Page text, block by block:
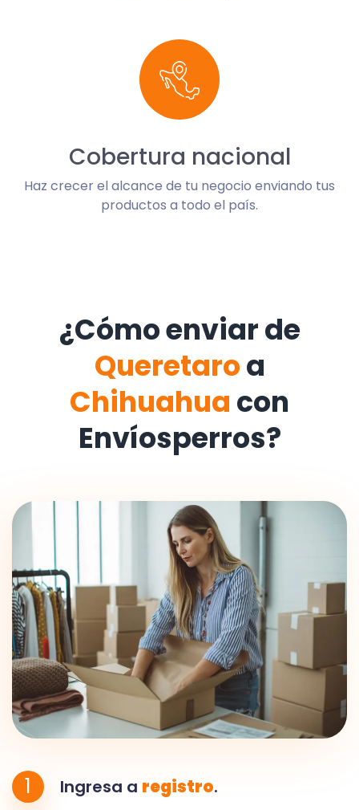
Cobertura nacional
Haz crecer el alcance de tu negocio enviando tus
productos a todo el país.
¿Cómo enviar de
Queretaroa
Chihuahua con
Envíosperros?
1 Ingresa a registro.